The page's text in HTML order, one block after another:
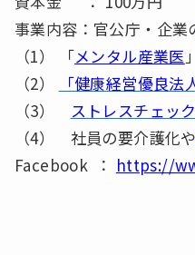
事業内容：官公庁・企業
（1） 「メンタル産業医
（2）
「健康経営優良
（3） ストレスチェッ
（4） 社員の要介護化や
Facebook ： https://